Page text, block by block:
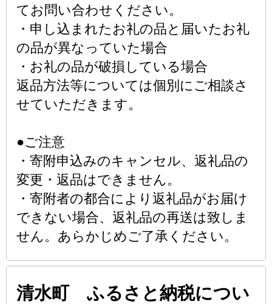
てお問い合わせください。
・申し込まれたお礼の品と届いたお礼
の品が異なっていた場合
・お礼の品が破損している場合
返品方法等については個別にご相談さ
せていただきます。
●ご注意
・寄附申込みのキャンセル、返礼品の
変更・返品はできません。
・寄附者の都合により返礼品がお届け
できない場合、返礼品の再送は致しま
せん。あらかじめご了承ください。
清水町 ふるさと納税につい